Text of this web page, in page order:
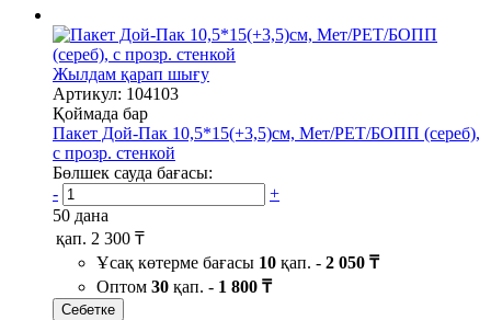
Жылдам қарап шығу
Артикул: 104103
Қоймада бар
Пакет Дой-Пак 10,5*15(+3,5)см, Мет/PET/БОПП (сереб),
с прозр. стенкой
Бөлшек сауда бағасы:
-
+
50 дана
қап. 2 300 ₸
Ұсақ көтерме бағасы 10 қап. - 2 050 ₸
Оптом 30 қап. - 1 800 ₸
Себетке